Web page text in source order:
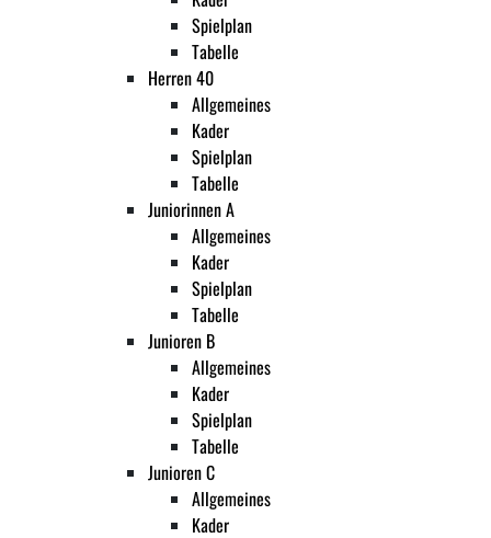
Spielplan
Tabelle
Herren 40
Allgemeines
Kader
Spielplan
Tabelle
Juniorinnen A
Allgemeines
Kader
Spielplan
Tabelle
Junioren B
Allgemeines
Kader
Spielplan
Tabelle
Junioren C
Allgemeines
Kader